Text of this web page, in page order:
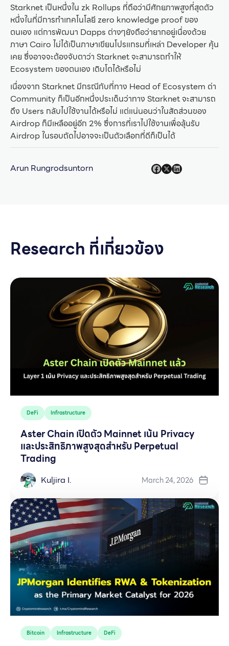
Starknet เป็นหนึ่งใน zk Rollups ที่ถือว่ามีศักยภาพสูงที่สุดตัว
หนึ่งในที่มีการทำเทคโนโลยี zero knowledge proof ของ
ตนเอง แต่การพัฒนา Dapps ต่างๆยังถือว่ายากอยู่เนื่องด้วย
ภาษา Cairo ไม่ได้เป็นภาษาเขียนโปรแกรมที่เหล่า Developer คุ้น
เคย ซึ่งอาจจะต้องจับตาว่า Starknet จะสามารถทำให้
Ecosystem ของตนเอง เติบโตได้หรือไม่
เนื่องจาก Starknet มีกรณีกับที่ทาง Head of Ecosystem ด่า
Community ก็เป็นอีกหนึ่งประเด็นว่าทาง Starknet จะสามารถ
ดึง Users กลับไปใช้งานได้หรือไม่ แต่แน่นอนว่าในสัดส่วนของ
Airdrop ก็มีเหลืออยู่อีก 2% ซึ่งการที่เราไปใช้งานเพื่อลุ้นรับ
Airdrop ในรอบถัดไปอาจจะเป็นตัวเลือกที่ดีก็เป็นได้
Arun Rungrodsuntorn
Research ที่เกี่ยวข้อง
DeFi Infrastructure
Aster Chain เปิดตัว Mainnet เน้น Privacy
และประสิทธิภาพสูงสุดสำหรับ Perpetual
Trading
Kuljira I. March 24, 2026
Bitcoin Infrastructure DeFi